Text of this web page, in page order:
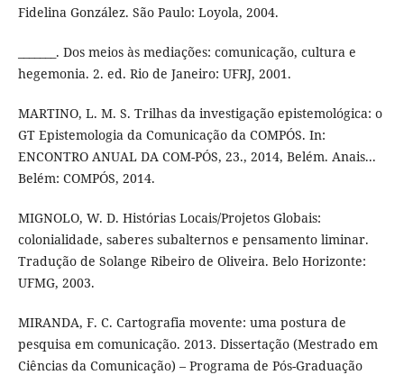
Fidelina González. São Paulo: Loyola, 2004.
_______. Dos meios às mediações: comunicação, cultura e
hegemonia. 2. ed. Rio de Janeiro: UFRJ, 2001.
MARTINO, L. M. S. Trilhas da investigação epistemológica: o
GT Epistemologia da Comunicação da COMPÓS. In:
ENCONTRO ANUAL DA COM-PÓS, 23., 2014, Belém. Anais...
Belém: COMPÓS, 2014.
MIGNOLO, W. D. Histórias Locais/Projetos Globais:
colonialidade, saberes subalternos e pensamento liminar.
Tradução de Solange Ribeiro de Oliveira. Belo Horizonte:
UFMG, 2003.
MIRANDA, F. C. Cartografia movente: uma postura de
pesquisa em comunicação. 2013. Dissertação (Mestrado em
Ciências da Comunicação) – Programa de Pós-Graduação